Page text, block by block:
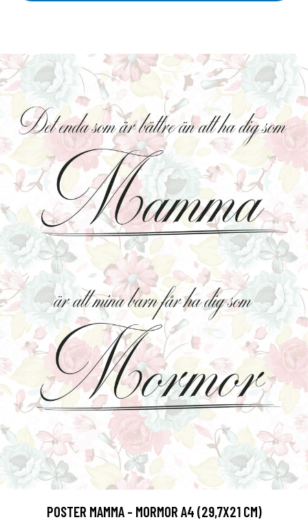
POSTER MAMMA - MORMOR A4 (29,7X21 CM)